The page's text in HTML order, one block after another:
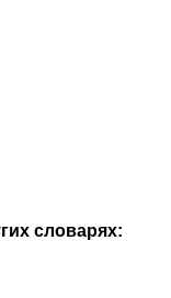
словарях: